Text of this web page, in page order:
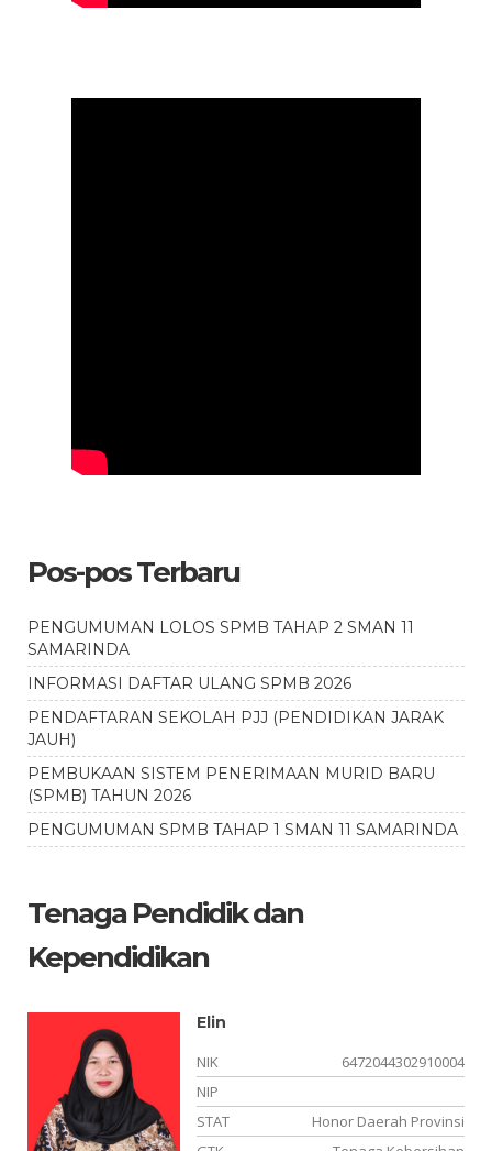
Pos-pos Terbaru
PENGUMUMAN LOLOS SPMB TAHAP 2 SMAN 11
SAMARINDA
INFORMASI DAFTAR ULANG SPMB 2026
PENDAFTARAN SEKOLAH PJJ (PENDIDIKAN JARAK
JAUH)
PEMBUKAAN SISTEM PENERIMAAN MURID BARU
(SPMB) TAHUN 2026
PENGUMUMAN SPMB TAHAP 1 SMAN 11 SAMARINDA
Tenaga Pendidik dan
Kependidikan
Elin
NIK
6472044302910004
NIP
STAT
Honor Daerah Provinsi